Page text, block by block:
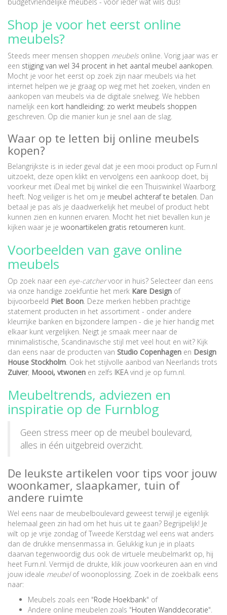
Shop je voor het eerst online
meubels?
Steeds meer mensen shoppen meubels online. Vorig jaar was er
een stijging van wel 34 procent in het aantal meubel aankopen
Mocht je voor het eerst op zoek zijn naar meubels via het
internet helpen we je graag op weg met het zoeken, vinden en
aankopen van meubels via de digitale snelweg. We hebben
namelijk een kort handleiding: zo werkt meubels shoppen
geschreven. Op die manier kun je snel aan de slag.
Waar op te letten bij online meubels
kopen?
Belangrijkste is in ieder geval dat je een mooi product op Furn.nl
uitzoekt, deze open klikt en vervolgens een aankoop doet, bij
voorkeur met iDeal met bij winkel die een Thuiswinkel Waarborg
heeft. Nog veiliger is het om je meubel achteraf te betalen . Dan
betaal je pas als je daadwerkelijk het meubel of product hebt
kunnen zien en kunnen ervaren. Mocht het niet bevallen kun je
kijken waar je je woonartikelen gratis retourneren kunt.
Voorbeelden van gave online
meubels
Op zoek naar een eye-catchervoor in huis? Selecteer dan eens
via onze handige zoekfuntie het merk Kare Design of
bijvoorbeeld Piet Boon . Deze merken hebben prachtige
statement producten in het assortiment - onder andere
kleurrijke banken en bijzondere lampen - die je hier handig met
elkaar kunt vergelijken. Neigt je smaak meer naar de
minimalistische, Scandinavische stijl met veel hout en wit? Kijk
dan eens naar de producten van Studio Copenhagen en Design
House Stockholm . Ook het stijlvolle aanbod van Neerlands trots
Zuiver, Moooi, vtwonen en zelfs IKEA vind je op furn.nl.
Meubeltrends, adviezen en
inspiratie op de Furnblog
Geen stress meer op de meubel boulevard,
alles in één uitgebreid overzicht.
De leukste artikelen voor tips voor jouw
woonkamer, slaapkamer, tuin of
andere ruimte
Wel eens naar de meubelboulevard geweest terwijl je eigenlijk
helemaal geen zin had om het huis uit te gaan? Begrijpelijk! Je
wilt op je vrije zondag of Tweede Kerstdag wel eens wat anders
dan de drukke mensenmassa in. Gelukkig kun je in plaats
daarvan tegenwoordig dus ook de virtuele meubelmarkt op, hij
heet Furn.nl. Vermijd de drukte, klik jouw voorkeuren aan en vind
jouw ideale meubelof woonoplossing. Zoek in de zoekbalk eens
naar:
Meubels zoals een "Rode Hoekbank" of
Andere online meubelen zoals "Houten Wanddecoratie".